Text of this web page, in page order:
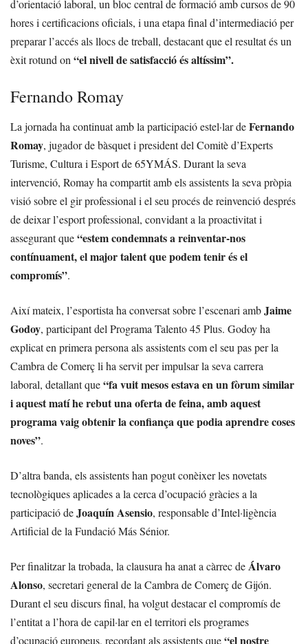
d’orientació laboral, un bloc central de formació amb cursos de 90
hores i certificacions oficials, i una etapa final d’intermediació per
preparar l’accés als llocs de treball, destacant que el resultat és un
èxit rotund on “el nivell de satisfacció és altíssim”.
Fernando Romay
La jornada ha continuat amb la participació estel·lar deFernando
Romay, jugador de bàsquet i president del Comitè d’Experts
Turisme, Cultura i Esport de 65YMÁS. Durant la seva
intervenció, Romay ha compartit amb els assistents la seva pròpia
visió sobre el gir professional i el seu procés de reinvenció després
de deixar l’esport professional, convidant a la proactivitat i
assegurant que“estem condemnats a reinventar-nos
contínuament, el major talent que podem tenir és el
compromís”.
Així mateix, l’esportista ha conversat sobre l’escenari ambJaime
Godoy, participant del Programa Talento 45 Plus. Godoy ha
explicat en primera persona als assistents com el seu pas per la
Cambra de Comerç li ha servit per impulsar la seva carrera
laboral, detallant que“fa vuit mesos estava en un fòrum similar
i aquest matí he rebut una oferta de feina, amb aquest
programa vaig obtenir la confiança que podia aprendre coses
noves”.
D’altra banda, els assistents han pogut conèixer les novetats
tecnològiques aplicades a la cerca d’ocupació gràcies a la
participació deJoaquín Asensio, responsable d’Intel·ligència
Artificial de la Fundació Más Sénior.
Per finalitzar la trobada, la clausura ha anat a càrrec de Álvaro
Alonso, secretari general de la Cambra de Comerç de Gijón.
Durant el seu discurs final, ha volgut destacar el compromís de
l’entitat a l’hora de capil·lar en el territori els programes
d’ocupació europeus, recordant als assistents que“el nostre